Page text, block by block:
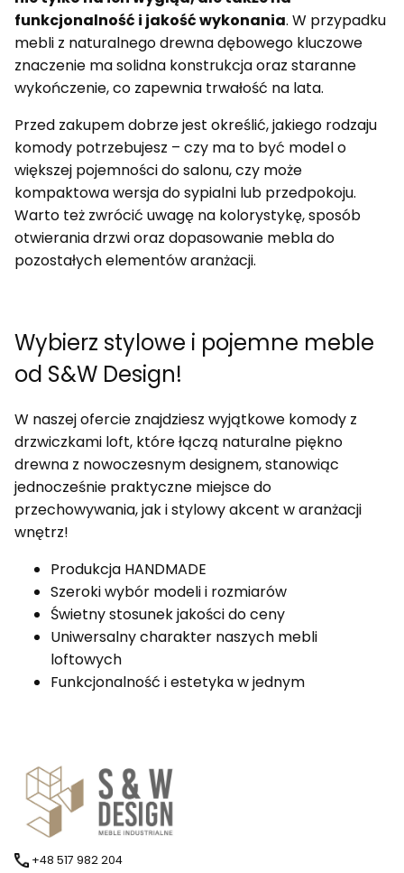
funkcjonalność i jakość wykonania. W przypadku
mebli z naturalnego drewna dębowego kluczowe
znaczenie ma solidna konstrukcja oraz staranne
wykończenie, co zapewnia trwałość na lata.
Przed zakupem dobrze jest określić, jakiego rodzaju
komody potrzebujesz – czy ma to być model o
większej pojemności do salonu, czy może
kompaktowa wersja do sypialni lub przedpokoju.
Warto też zwrócić uwagę na kolorystykę, sposób
otwierania drzwi oraz dopasowanie mebla do
pozostałych elementów aranżacji.
Wybierz stylowe i pojemne meble
od S&W Design!
W naszej ofercie znajdziesz wyjątkowe komody z
drzwiczkami loft, które łączą naturalne piękno
drewna z nowoczesnym designem, stanowiąc
jednocześnie praktyczne miejsce do
przechowywania, jak i stylowy akcent w aranżacji
wnętrz!
Produkcja HANDMADE
Szeroki wybór modeli i rozmiarów
Świetny stosunek jakości do ceny
Uniwersalny charakter naszych mebli
loftowych
Funkcjonalność i estetyka w jednym
+48 517 982 204